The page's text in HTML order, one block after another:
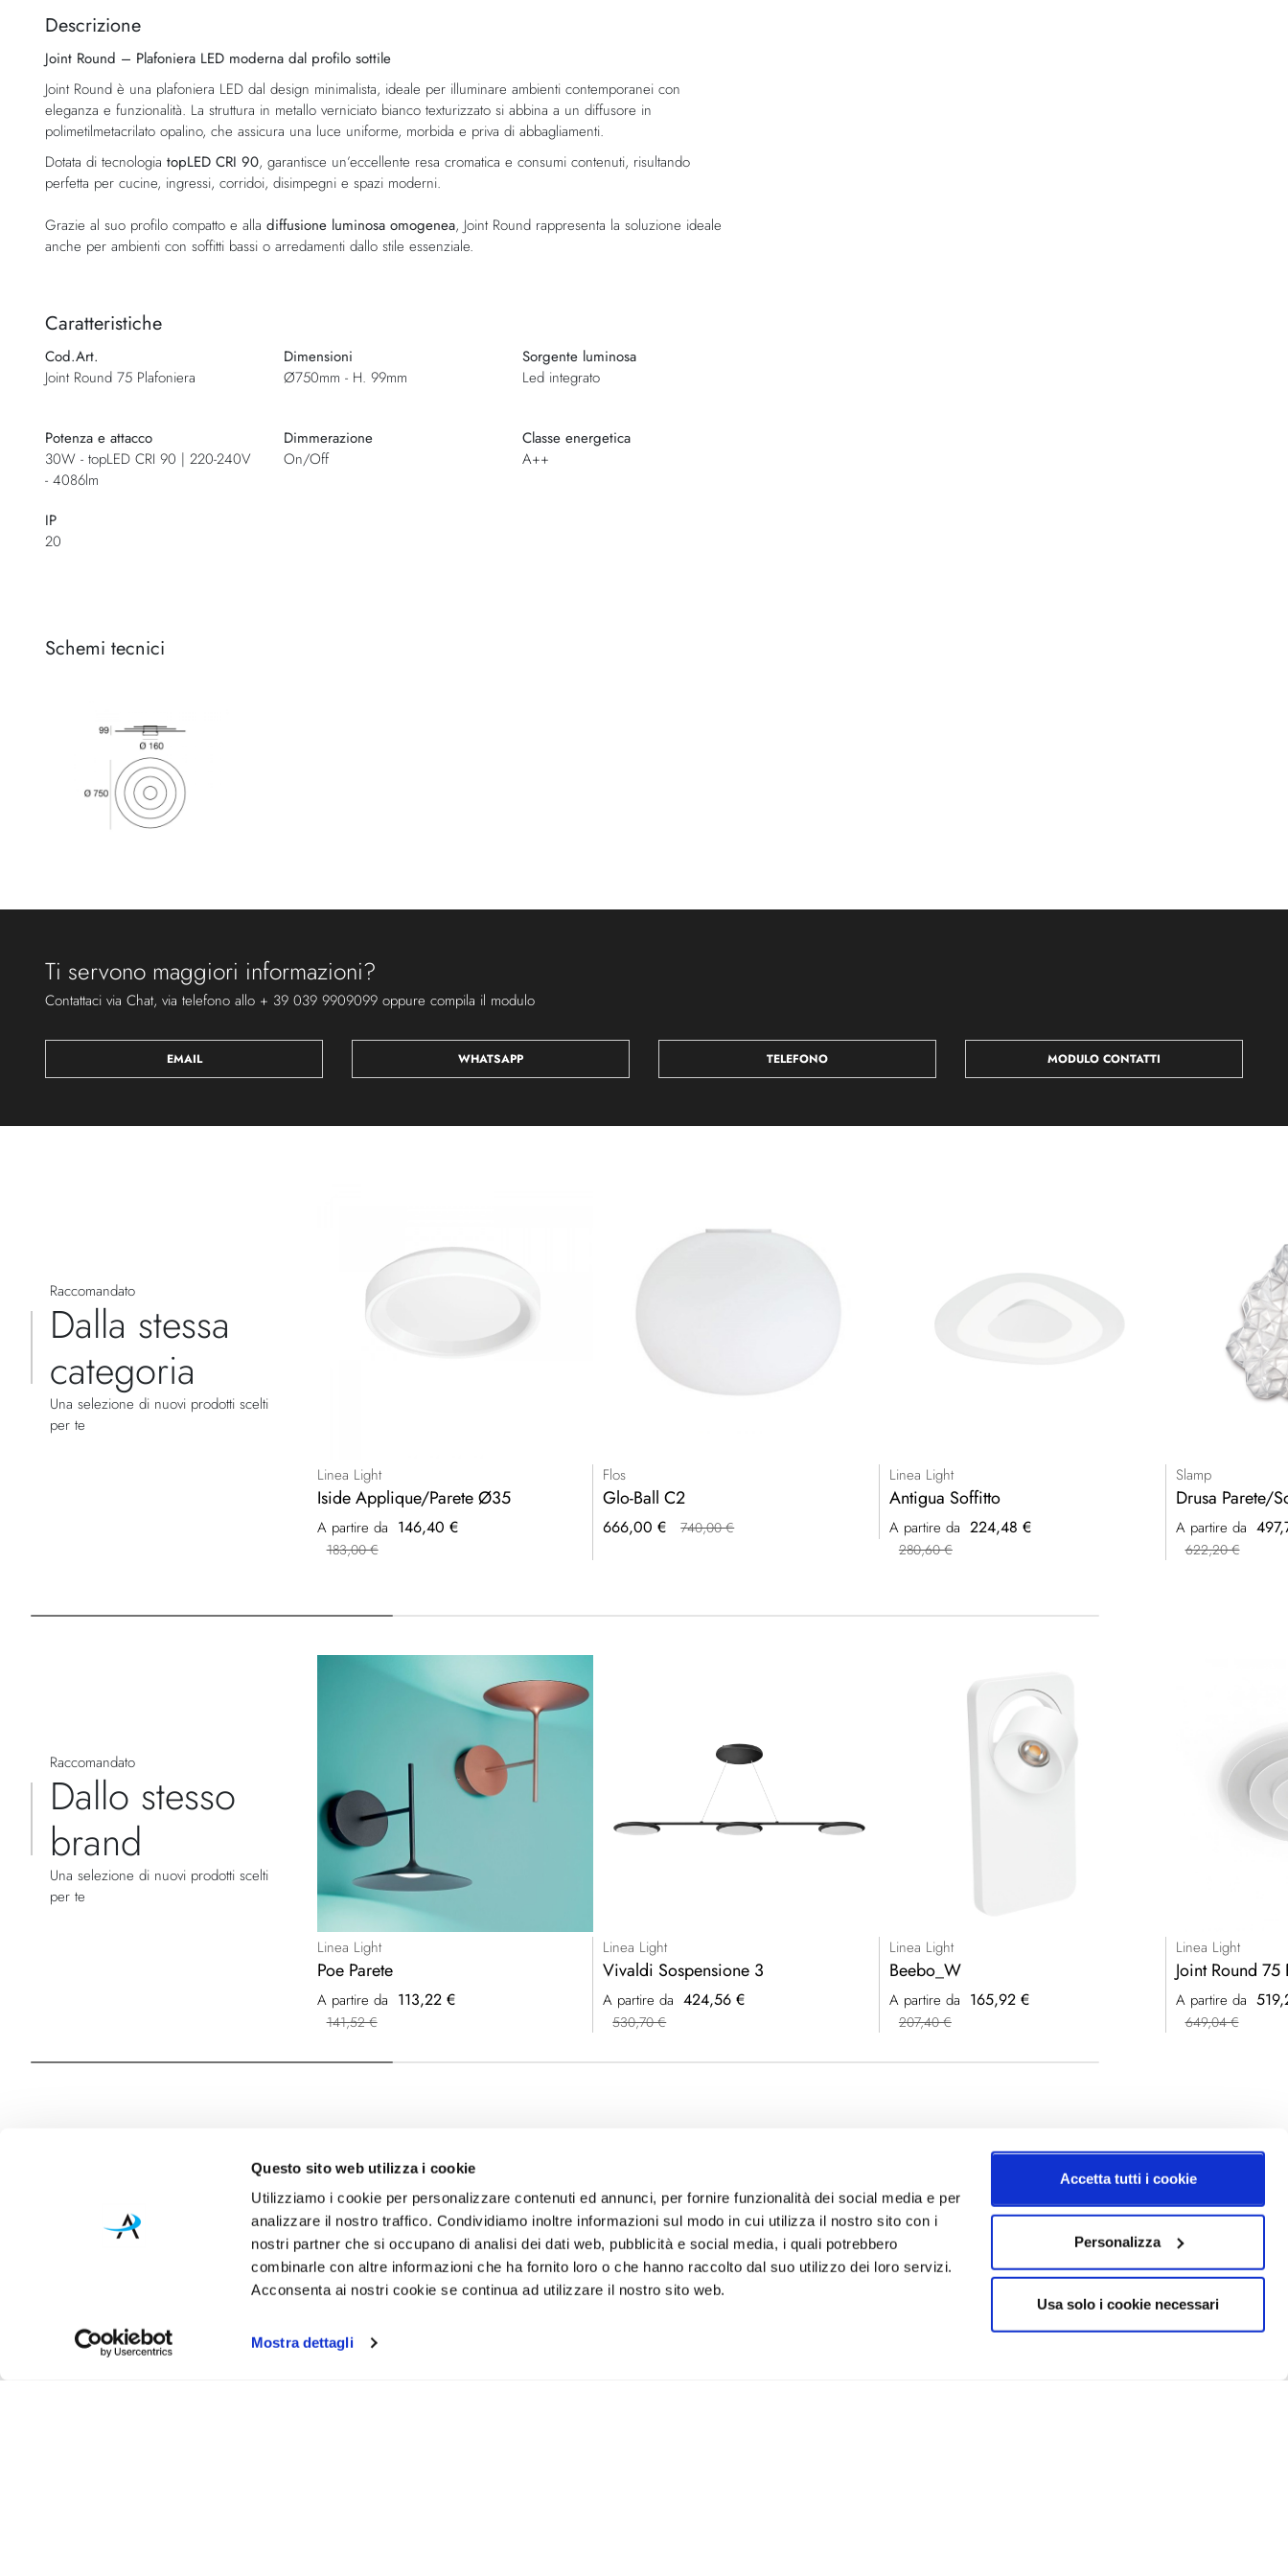
Questo sito web utilizza i cookie
Utilizziamo i cookie per personalizzare contenuti ed annunci, per fornire funzionalità dei social media e per
analizzare il nostro traffico. Condividiamo inoltre informazioni sul modo in cui utilizza il nostro sito con i
nostri partner che si occupano di analisi dei dati web, pubblicità e social media, i quali potrebbero
combinarle con altre informazioni che ha fornito loro o che hanno raccolto dal suo utilizzo dei loro servizi.
Acconsenta ai nostri cookie se continua ad utilizzare il nostro sito web.
Mostra dettagli
Accetta tutti i cookie
Personalizza
Usa solo i cookie necessari
della
di
immagini
Descrizione
Joint Round – Plafoniera LED moderna dal profilo sottile
Joint Round è una plafoniera LED dal design minimalista, ideale per illuminare ambienti contemporanei con
eleganza e funzionalità. La struttura in metallo verniciato bianco texturizzato si abbina a un diffusore in
polimetilmetacrilato opalino, che assicura una luce uniforme, morbida e priva di abbagliamenti.
Dotata di tecnologia topLED CRI 90, garantisce un’eccellente resa cromatica e consumi contenuti, risultando
perfetta per cucine, ingressi, corridoi, disimpegni e spazi moderni.
Grazie al suo profilo compatto e alla diffusione luminosa omogenea, Joint Round rappresenta la soluzione ideale
anche per ambienti con soffitti bassi o arredamenti dallo stile essenziale.
Caratteristiche
Cod.Art.
Joint Round 75 Plafoniera
Dimensioni
Ø750mm - H. 99mm
Sorgente luminosa
Led integrato
Potenza e attacco
30W - topLED CRI 90 | 220-240V
- 4086lm
Dimmerazione
On/Off
Classe energetica
A++
IP
20
Schemi tecnici
Ti servono maggiori informazioni?
Contattaci via Chat, via telefono allo + 39 039 9909099 oppure compila il modulo
EMAIL WHATSAPP TELEFONO MODULO CONTATTI
Raccomandato
Dalla stessa
categoria
Una selezione di nuovi prodotti scelti
per te
Linea Light
Iside Applique/Parete Ø35
A partire da 146,40 €
183,00 €
Flos
Glo-Ball C2
Prezzo
666,00 € 740,00 €
Linea Light
Antigua Soffitto
A partire da 224,48 €
280,60 €
Slamp
Drusa Parete/
A partire da
622,20 €
Raccomandato
Dallo stesso
brand
Una selezione di nuovi prodotti scelti
per te
Linea Light
Poe Parete
A partire da 113,22 €
141,52 €
Linea Light
Vivaldi Sospensione 3
A partire da 424,56 €
530,70 €
Linea Light
Beebo_W
A partire da 165,92 €
207,40 €
Linea Light
Joint Round
A partire da
649,04 €